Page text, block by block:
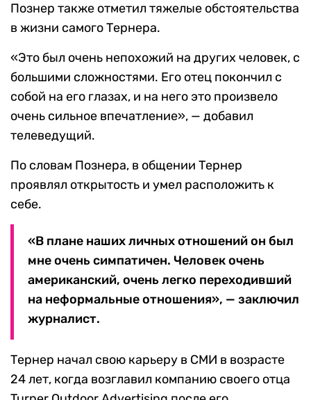
Познер также отметил тяжелые обстоятельства
в жизни самого Тернера.
«Это был очень непохожий на других человек, с
большими сложностями. Его отец покончил с
собой на его глазах, и на него это произвело
очень сильное впечатление», — добавил
телеведущий.
По словам Познера, в общении Тернер
проявлял открытость и умел расположить к
себе.
«В плане наших личных отношений он был
мне очень симпатичен. Человек очень
американский, очень легко переходивший
на неформальные отношения», — заключил
журналист.
Тернер начал свою карьеру в СМИ в возрасте
24 лет, когда возглавил компанию своего отца